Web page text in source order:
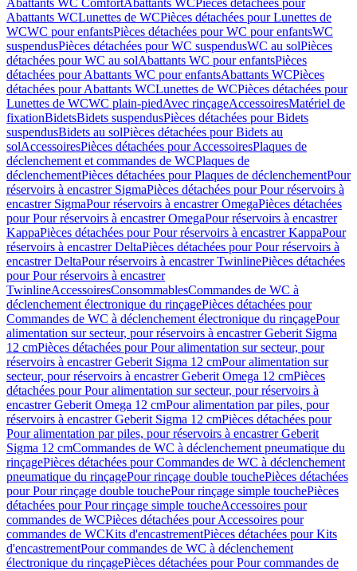
Abattants WC ComfortAbattants WCPièces détachées pour
Abattants WCLunettes de WCPièces détachées pour Lunettes de
WCWC pour enfantsPièces détachées pour WC pour enfantsWC
suspendusPièces détachées pour WC suspendusWC au solPièces
détachées pour WC au solAbattants WC pour enfantsPièces
détachées pour Abattants WC pour enfantsAbattants WCPièces
détachées pour Abattants WCLunettes de WCPièces détachées pour
Lunettes de WCWC plain-piedAvec rinçageAccessoiresMatériel de
fixationBidetsBidets suspendusPièces détachées pour Bidets
suspendusBidets au solPièces détachées pour Bidets au
solAccessoiresPièces détachées pour AccessoiresPlaques de
déclenchement et commandes de WCPlaques de
déclenchementPièces détachées pour Plaques de déclenchementPour
réservoirs à encastrer SigmaPièces détachées pour Pour réservoirs à
encastrer SigmaPour réservoirs à encastrer OmegaPièces détachées
pour Pour réservoirs à encastrer OmegaPour réservoirs à encastrer
KappaPièces détachées pour Pour réservoirs à encastrer KappaPour
réservoirs à encastrer DeltaPièces détachées pour Pour réservoirs à
encastrer DeltaPour réservoirs à encastrer TwinlinePièces détachées
pour Pour réservoirs à encastrer
TwinlineAccessoiresConsommablesCommandes de WC à
déclenchement électronique du rinçagePièces détachées pour
Commandes de WC à déclenchement électronique du rinçagePour
alimentation sur secteur, pour réservoirs à encastrer Geberit Sigma
12 cmPièces détachées pour Pour alimentation sur secteur, pour
réservoirs à encastrer Geberit Sigma 12 cmPour alimentation sur
secteur, pour réservoirs à encastrer Geberit Omega 12 cmPièces
détachées pour Pour alimentation sur secteur, pour réservoirs à
encastrer Geberit Omega 12 cmPour alimentation par piles, pour
réservoirs à encastrer Geberit Sigma 12 cmPièces détachées pour
Pour alimentation par piles, pour réservoirs à encastrer Geberit
Sigma 12 cmCommandes de WC à déclenchement pneumatique du
rinçagePièces détachées pour Commandes de WC à déclenchement
pneumatique du rinçagePour rinçage double touchePièces détachées
pour Pour rinçage double touchePour rinçage simple touchePièces
détachées pour Pour rinçage simple toucheAccessoires pour
commandes de WCPièces détachées pour Accessoires pour
commandes de WCKits d'encastrementPièces détachées pour Kits
d'encastrementPour commandes de WC à déclenchement
électronique du rinçagePièces détachées pour Pour commandes de